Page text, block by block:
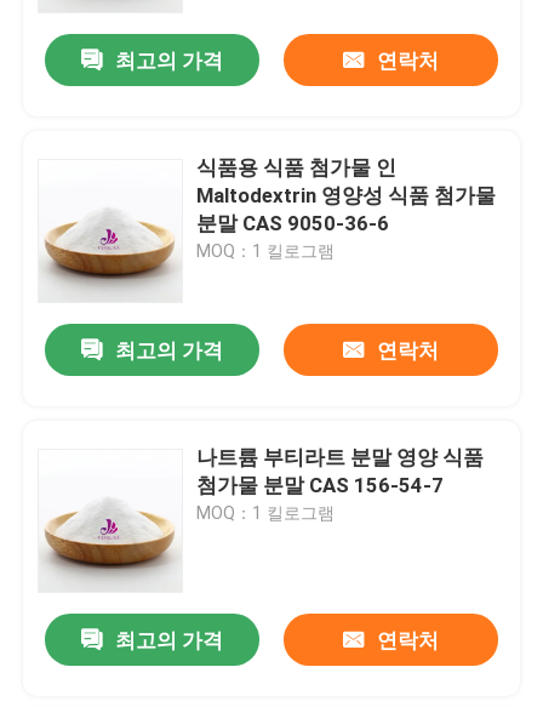
비디오
우리에 대하여
최고의 가격 연락처
식품용 식품 첨가물 인
Maltodextrin 영양성 식품 첨가물
분말 CAS 9050-36-6
MOQ：1 킬로그램
최고의 가격 연락처
나트륨 부티라트 분말 영양 식품
첨가물 분말 CAS 156-54-7
MOQ：1 킬로그램
최고의 가격 연락처